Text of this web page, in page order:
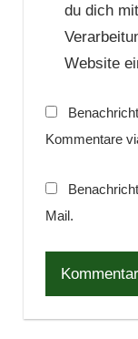
du dich
Website
Kommentare
Mail.